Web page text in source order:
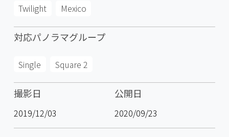
Twilight
Mexico
対応パノラマグループ
Single Square 2
撮影日
2019/12/03
公開日
2020/09/23